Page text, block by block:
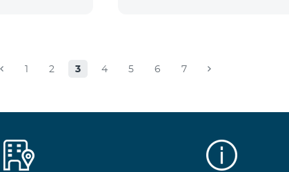
1 2 3 4 5 6 7